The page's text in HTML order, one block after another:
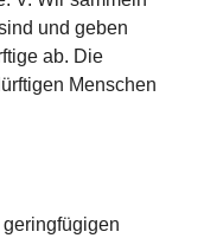
und geben
ab. Die
Menschen